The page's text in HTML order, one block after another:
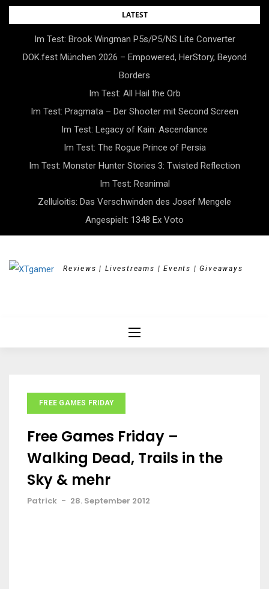
Skip
LATEST
Im Test: Brook Wingman P5s/P5/NS Lite Converter
DOK.fest München 2026 – Empowered, HerStory, Beyond
Borders
Im Test: All Hail the Orb
Im Test: Pragmata – Der Shooter mit Second Screen
Im Test: Legacy of Kain: Ascendance
Im Test: The Rogue Prince of Persia
Im Test: Monster Hunter Stories 3: Twisted Reflection
Im Test: Reanimal
Zelluloitis: Das Verschwinden des Josef Mengele
Angespielt: 1348 Ex Voto
Reviews | Livestreams | Events | Giveaways
FREE GAMES FRIDAY
Free Games Friday –
Walking Dead, Trails in the
Sky & mehr
Patrick - 28. September 2012